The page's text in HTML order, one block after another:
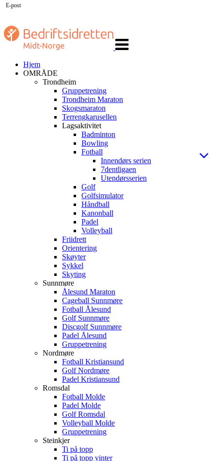
navigasjon
Hjem
OMRÅDE
Trondheim
Gruppetrening
Trondheim Maraton
Skogsmaraton
Terrengkarusellen
Lagsaktivitet
Badminton
Bowling
Fotball
Innendørs serien
7dentligaen
Utendørsserien
Golf
Golfsimulator
Håndball
Kanonball
Padel
Volleyball
Friidrett
Orientering
Skøyter
Sykkel
Skyting
Sunnmøre
Ålesund Maraton
Cageball Sunnmøre
Fotball Ålesund
Golf Sunnmøre
Discgolf Sunnmøre
Padel Ålesund
Gruppetrening
Nordmøre
Fotball Kristiansund
Golf Nordmøre
Padel Kristiansund
Romsdal
Fotball Molde
Padel Molde
Golf Romsdal
Volleyball Molde
Gruppetrening
Steinkjer
Ti på topp
Ti på topp vinter
E-post